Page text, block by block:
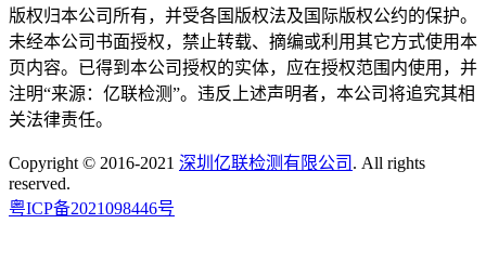
版权归本公司所有，并受各国版权法及国际版权公约的保护。
未经本公司书面授权，禁止转载、摘编或利用其它方式使用本
页内容。已得到本公司授权的实体，应在授权范围内使用，并
注明“来源：亿联检测”。违反上述声明者，本公司将追究其相
关法律责任。
Copyright © 2016-2021 深圳亿联检测有限公司 . All rights
reserved.
粤ICP备2021098446号